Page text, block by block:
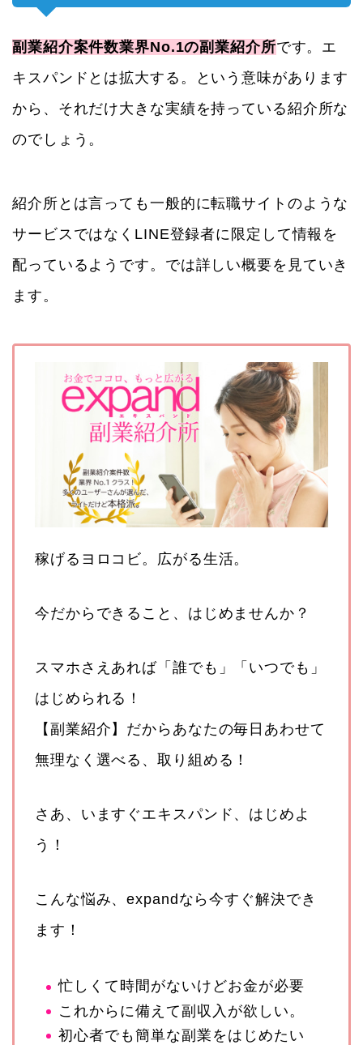
副業紹介案件数業界No.1の副業紹介所です。エ
キスパンドとは拡大する。という意味があります
から、それだけ大きな実績を持っている紹介所な
のでしょう。
紹介所とは言っても一般的に転職サイトのような
サービスではなくLINE登録者に限定して情報を
配っているようです。では詳しい概要を見ていき
ます。
稼げるヨロコビ。広がる生活。
今だからできること、はじめませんか？
スマホさえあれば「誰でも」「いつでも」
はじめられる！
【副業紹介】だからあなたの毎日あわせて
無理なく選べる、取り組める！
さあ、いますぐエキスパンド、はじめよ
う！
こんな悩み、expandなら今すぐ解決でき
ます！
忙しくて時間がないけどお金が必要
これからに備えて副収入が欲しい。
初心者でも簡単な副業をはじめたい